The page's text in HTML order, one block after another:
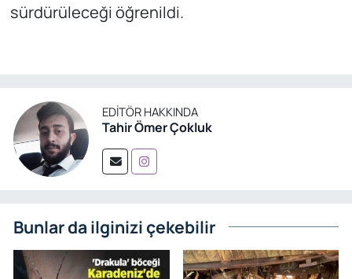
sürdürüleceği öğrenildi.
EDITÖR HAKKINDA
Tahir Ömer Çokluk
Bunlar da ilginizi çekebilir